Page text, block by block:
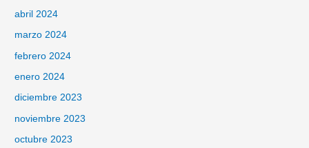
abril 2024
marzo 2024
febrero 2024
enero 2024
diciembre 2023
noviembre 2023
octubre 2023